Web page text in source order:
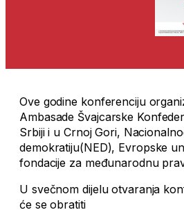
Ove godine konferenciju
Ambasade Švajcarske
Srbiji i u Crnoj Gori,
demokratiju(NED), Evropske
fondacije za međunarodnu
U svečnom dijelu otvaranja
će se obratiti